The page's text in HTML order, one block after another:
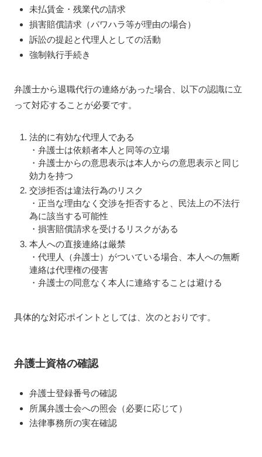
未払賃金・残業代の請求
損害賠償請求（パワハラ等が理由の場合）
訴訟の提起と代理人としての活動
強制執行手続き
弁護士から退職代行の連絡があった場合、以下の認識に立
って対応することが必要です。
法的に有効な代理人である
・弁護士は依頼者本人と同等の立場
・弁護士からの意思表示は本人からの意思表示と同じ
効力を持つ
交渉拒否は違法行為のリスク
・正当な理由なく交渉を拒否すると、民法上の不法行
為に該当する可能性
・損害賠償請求を受けるリスクがある
本人への直接連絡は厳禁
・代理人（弁護士）がついている場合、本人への無断
連絡は代理権の侵害
・弁護士の同意なく本人に連絡することは避ける
具体的な対応ポイントとしては、次のとおりです。
弁護士資格の確認
弁護士登録番号の確認
所属弁護士会への照会（必要に応じて）
法律事務所の実在確認